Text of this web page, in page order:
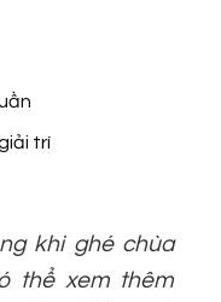
trí
khi ghé chùa
thể xem thêm